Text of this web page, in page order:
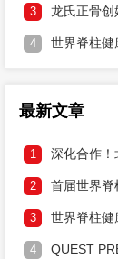
3 龙氏正骨创
4 世界脊柱健
最新文章
1 深化合作！北京
2 首届世界脊
3 世界脊柱健
4 QUEST PRESS